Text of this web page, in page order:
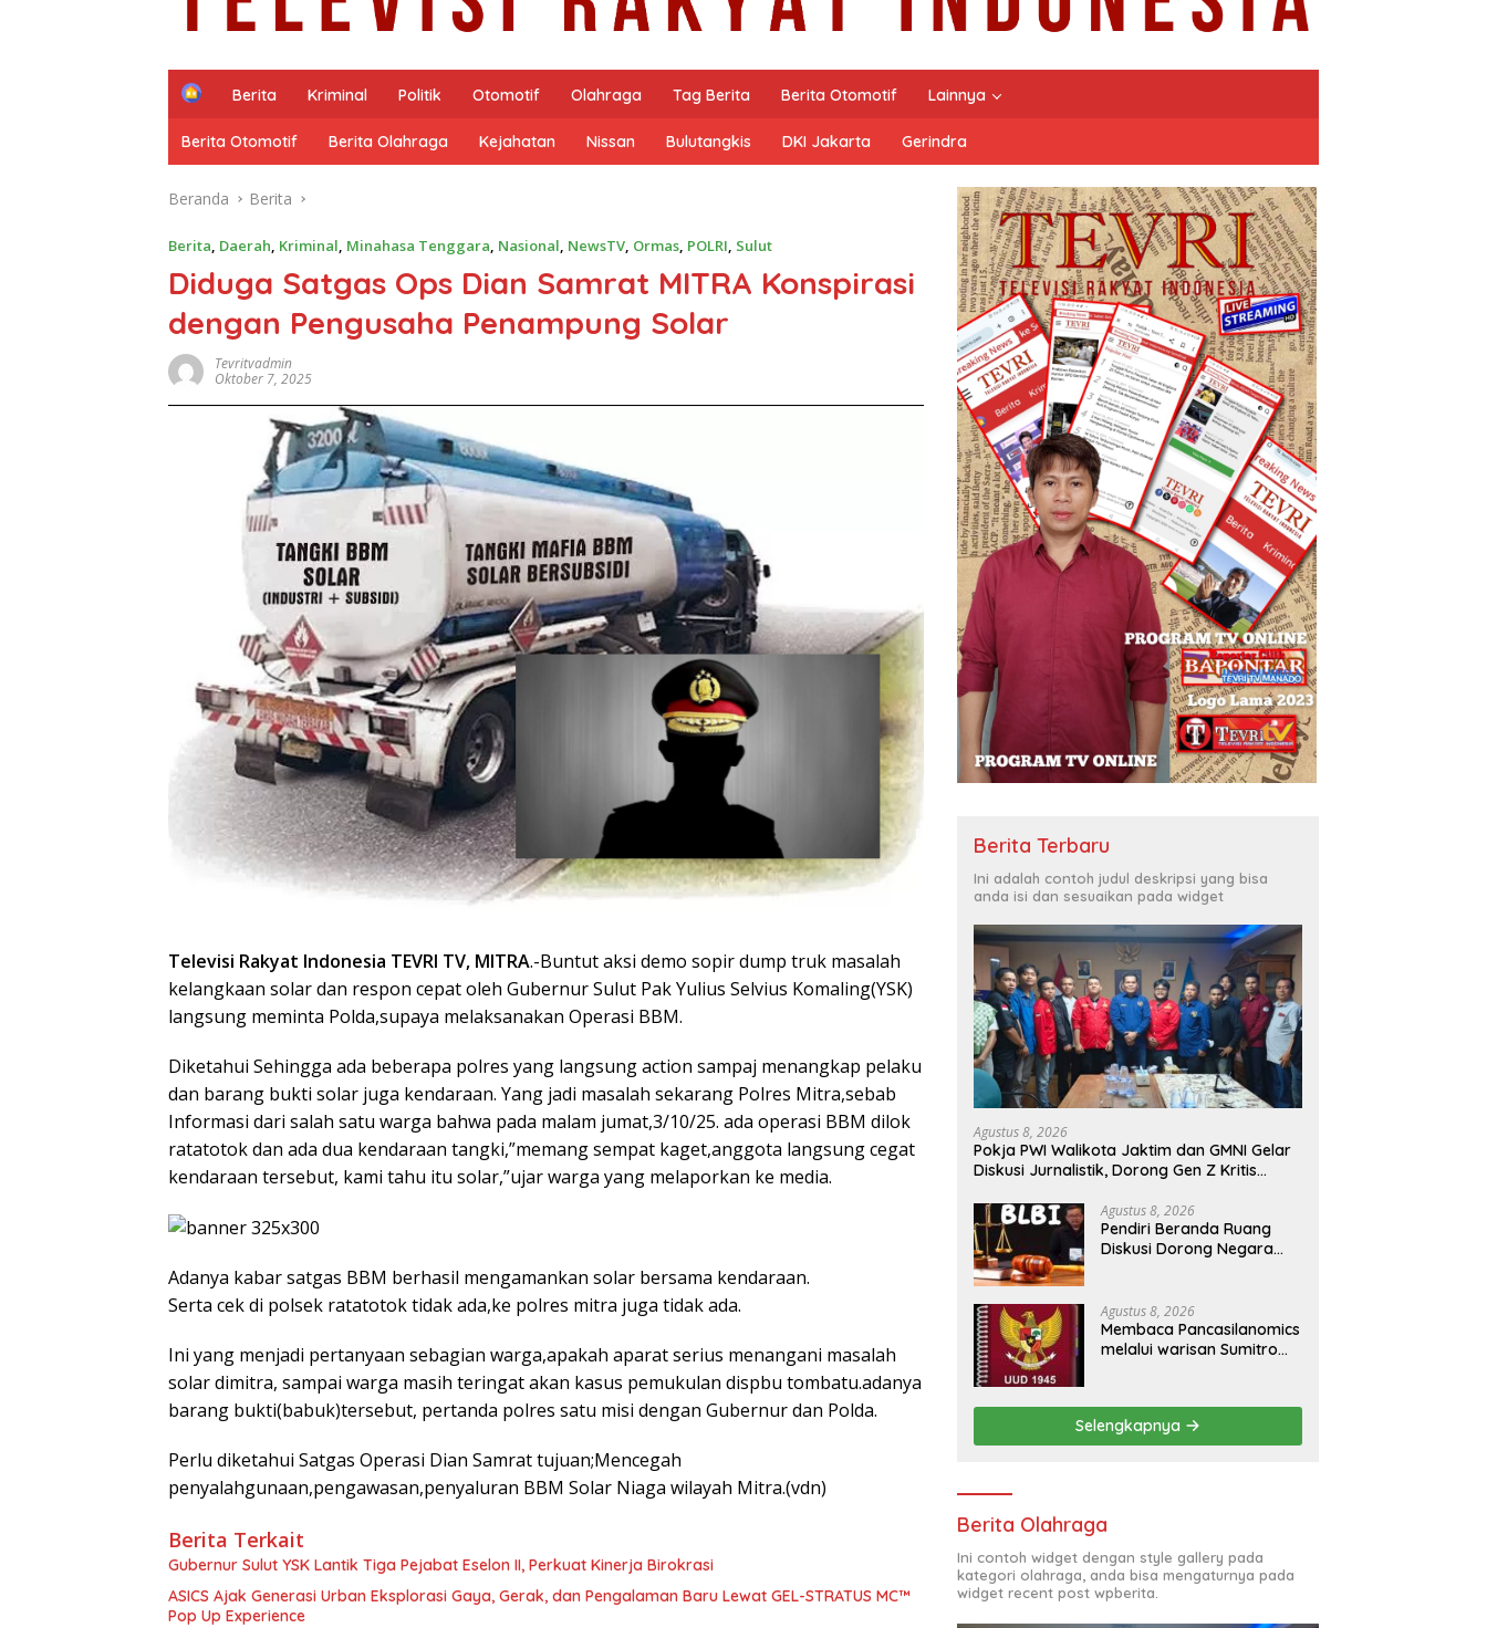
H
m
e
Berita Kriminal Politik Otomotif Olahraga Tag Berita Berita Otomotif Lainnya
Berita Otomotif Berita Olahraga Kejahatan Nissan Bulutangkis DKI Jakarta Gerindra
Beranda Berita
Berita, Daerah, Kriminal, Minahasa Tenggara, Nasional, NewsTV, Ormas, POLRI, Sulut
Diduga Satgas Ops Dian Samrat MITRA Konspirasi
dengan Pengusaha Penampung Solar
Tevritvadmin
Oktober 7, 2025
Televisi Rakyat Indonesia TEVRI TV, MITRA.-Buntut aksi demo sopir dump truk masalah
kelangkaan solar dan respon cepat oleh Gubernur Sulut Pak Yulius Selvius Komaling(YSK)
langsung meminta Polda,supaya melaksanakan Operasi BBM.
Diketahui Sehingga ada beberapa polres yang langsung action sampaj menangkap pelaku
dan barang bukti solar juga kendaraan. Yang jadi masalah sekarang Polres Mitra,sebab
Informasi dari salah satu warga bahwa pada malam jumat,3/10/25. ada operasi BBM dilok
ratatotok dan ada dua kendaraan tangki,”memang sempat kaget,anggota langsung cegat
kendaraan tersebut, kami tahu itu solar,”ujar warga yang melaporkan ke media.
Adanya kabar satgas BBM berhasil mengamankan solar bersama kendaraan.
Serta cek di polsek ratatotok tidak ada,ke polres mitra juga tidak ada.
Ini yang menjadi pertanyaan sebagian warga,apakah aparat serius menangani masalah
solar dimitra, sampai warga masih teringat akan kasus pemukulan dispbu tombatu.adanya
barang bukti(babuk)tersebut, pertanda polres satu misi dengan Gubernur dan Polda.
Perlu diketahui Satgas Operasi Dian Samrat tujuan;Mencegah
penyalahgunaan,pengawasan,penyaluran BBM Solar Niaga wilayah Mitra.(vdn)
Berita Terkait
Gubernur Sulut YSK Lantik Tiga Pejabat Eselon II, Perkuat Kinerja Birokrasi
ASICS Ajak Generasi Urban Eksplorasi Gaya, Gerak, dan Pengalaman Baru Lewat GEL-STRATUS MC™
Pop Up Experience
Berita Terbaru
Ini adalah contoh judul deskripsi yang bisa
anda isi dan sesuaikan pada widget
Agustus 8, 2026
Pokja PWI Walikota Jaktim dan GMNI Gelar
Diskusi Jurnalistik, Dorong Gen Z Kritis
Agustus 8, 2026
Pendiri Beranda Ruang
Diskusi Dorong Negara
Agustus 8, 2026
Membaca Pancasilanomics
melalui warisan Sumitro
Selengkapnya
Berita Olahraga
Ini contoh widget dengan style gallery pada
kategori olahraga, anda bisa mengaturnya pada
widget recent post wpberita.